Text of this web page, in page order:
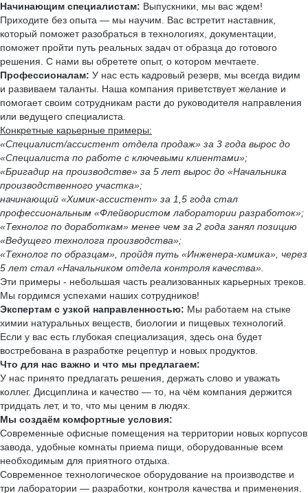
Начинающим специалистам: Выпускники, мы вас ждем!
Приходите без опыта — мы научим. Вас встретит наставник,
который поможет разобраться в технологиях, документации,
поможет пройти путь реальных задач от образца до готового
решения. С нами вы обретете опыт, о котором мечтаете.
Профессионалам: У нас есть кадровый резерв, мы всегда видим
и развиваем таланты. Наша компания приветствует желание и
помогает своим сотрудникам расти до руководителя направления
или ведущего специалиста.
Конкретные карьерные примеры:
«Специалист/ассистент отдела продаж» за 3 года вырос до
«Специалиста по работе с ключевыми клиентами»;
«Бригадир на производстве» за 5 лет вырос до «Начальника
производственного участка»;
начинающий «Химик-ассистент» за 1,5 года стал
профессиональным «Флейвористом лаборатории разработок»;
«Технолог по доработкам» менее чем за 2 года занял позицию
«Ведущего технолога производства»;
«Технолог по образцам», пройдя путь «Инженера-химика», через
5 лет стал «Начальником отдела контроля качества».
Эти примеры - небольшая часть реализованных карьерных треков.
Мы гордимся успехами наших сотрудников!
Экспертам с узкой направленностью: Мы работаем на стыке
химии натуральных веществ, биологии и пищевых технологий.
Если у вас есть глубокая специализация, здесь она будет
востребована в разработке рецептур и новых продуктов.
Что для нас важно и что мы предлагаем:
У нас принято предлагать решения, держать слово и уважать
коллег. Дисциплина и качество — то, на чём компания держится
тридцать лет, и то, что мы ценим в людях.
Мы создаём комфортные условия:
Современные офисные помещения на территории новых корпусов
завода, удобные комнаты приема пищи, оборудованные всем
необходимым для приятного отдыха.
Современное технологическое оборудование на производстве и
три лаборатории — разработки, контроля качества и применения.